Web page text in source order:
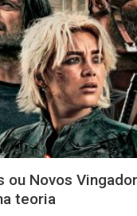
ou Novos
teoria